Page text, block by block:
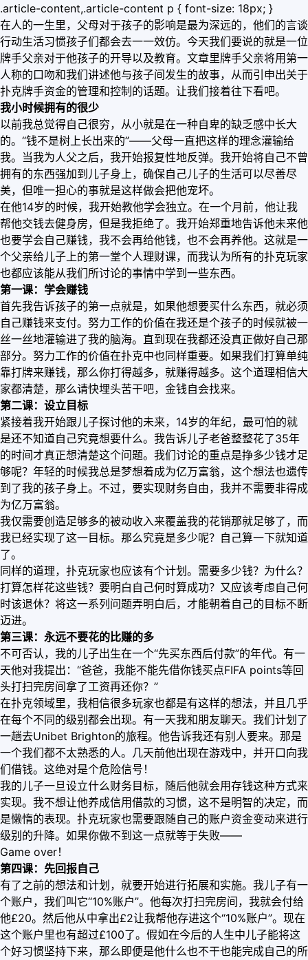
.article-content,.article-content p { font-size: 18px; }
在人的一生里，父母对于孩子的影响是最为深远的，他们的言谈
行动生活习惯孩子们都会去一一效仿。今天我们要说的就是一位
牌手父亲对于他孩子的开导以及教育。文章里牌手父亲将用第一
人称的口吻和我们讲述他与孩子间发生的故事，从而引申出关于
扑克牌手资金的管理和控制的话题。让我们接着往下看吧。
我小时候拥有的很少
以前我总觉得自己很穷，从小就是在一种自卑的缺乏感中长大
的。“钱不是树上长出来的”——父母一直把这样的理念灌输给
我。当我为人父之后，我开始报复性地反弹。我开始将自己不曾
拥有的东西强加到儿子身上，确保自己儿子的生活可以尽善尽
美，但唯一担心的事就是这样做会把他宠坏。
在他14岁的时候，我开始教他学会独立。在一个月前，他让我
帮他交钱去健身房，但是我拒绝了。我开始郑重地告诉他未来他
也要学会自己赚钱，我不会再给他钱，也不会再养他。这就是一
个父亲给儿子上的第一堂个人理财课，而我认为所有的扑克玩家
也都应该能从我们所讨论的事情中学到一些东西。
第一课：学会赚钱
首先我告诉孩子的第一点就是，如果他想要买什么东西，就必须
自己赚钱来支付。努力工作的价值在我还是个孩子的时候就被一
丝一丝地灌输进了我的脑海。直到现在我都还没真正做好自己那
部分。努力工作的价值在扑克中也同样重要。如果我们打算单纯
靠打牌来赚钱，那么你打得越多，就赚得越多。这个道理相信大
家都清楚，那么请快埋头苦干吧，金钱自会找来。
第二课：设立目标
紧接着我开始跟儿子探讨他的未来，14岁的年纪，最可怕的就
是还不知道自己究竟想要什么。我告诉儿子老爸整整花了35年
的时间才真正想清楚这个问题。我们讨论的重点是挣多少钱才足
够呢？年轻的时候我总是梦想着成为亿万富翁，这个想法也遗传
到了我的孩子身上。不过，要实现财务自由，我并不需要非得成
为亿万富翁。
我仅需要创造足够多的被动收入来覆盖我的花销那就足够了，而
我已经实现了这一目标。那么究竟是多少呢？自己算一下就知道
了。
同样的道理，扑克玩家也应该有个计划。需要多少钱？为什么？
打算怎样花这些钱？要明白自己何时算成功？又应该考虑自己何
时该退休？将这一系列问题弄明白后，才能朝着自己的目标不断
迈进。
第三课：永远不要花的比赚的多
不可否认，我的儿子出生在一个“先买东西后付款”的年代。有一
天他对我提出：“爸爸，我能不能先借你钱买点FIFA points等回
头打扫完房间拿了工资再还你？”
在扑克领域里，我相信很多玩家也都是有这样的想法，并且几乎
在每个不同的级别都会出现。有一天我和朋友聊天。我们计划了
一趟去Unibet Brighton的旅程。他告诉我还有别人要来。那是
一个我们都不太熟悉的人。几天前他出现在游戏中，并开口向我
们借钱。这绝对是个危险信号！
我的儿子一旦设立什么财务目标，随后他就会用存钱这种方式来
实现。我不想让他养成信用借款的习惯，这不是明智的决定，而
是懒惰的表现。扑克玩家也需要跟随自己的账户资金变动来进行
级别的升降。如果你做不到这一点就等于失败——
Game over！
第四课：先回报自己
有了之前的想法和计划，就要开始进行拓展和实施。我儿子有一
个账户，我们叫它“10%账户”。他每次打扫完房间，我就会付给
他£20。然后他从中拿出£2让我帮他存进这个“10%账户”。现在
这个账户里也有超过£100了。假如在今后的人生中儿子能将这
个好习惯坚持下来，那么即便是他什么也不干也能完成自己的所